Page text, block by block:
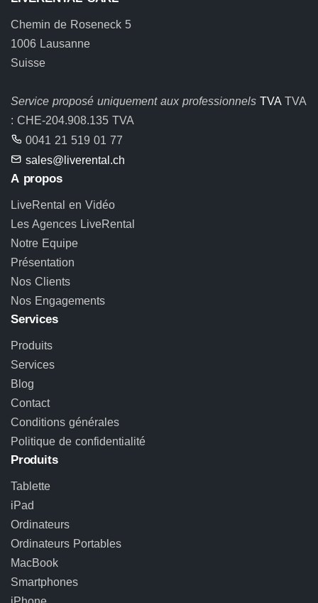
Chemin de Roseneck 5
1006 Lausanne
Suisse
Service proposé uniquement aux professionnels TVA TVA
: CHE-204.908.135 TVA
0041 21 519 01 77
sales@liverental.ch
A propos
LiveRental en Vidéo
Les Agences LiveRental
Notre Equipe
Présentation
Nos Clients
Nos Engagements
Services
Produits
Services
Blog
Contact
Conditions générales
Politique de confidentialité
Produits
Tablette
iPad
Ordinateurs
Ordinateurs Portables
MacBook
Smartphones